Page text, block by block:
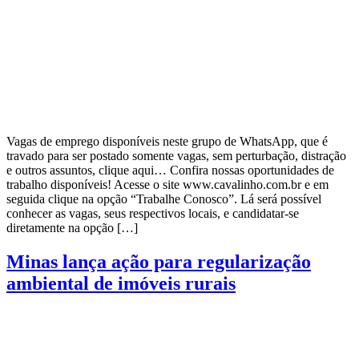
Vagas de emprego disponíveis neste grupo de WhatsApp, que é
travado para ser postado somente vagas, sem perturbação, distração
e outros assuntos, clique aqui… Confira nossas oportunidades de
trabalho disponíveis! Acesse o site www.cavalinho.com.br e em
seguida clique na opção “Trabalhe Conosco”. Lá será possível
conhecer as vagas, seus respectivos locais, e candidatar-se
diretamente na opção […]
Minas lança ação para regularização
ambiental de imóveis rurais